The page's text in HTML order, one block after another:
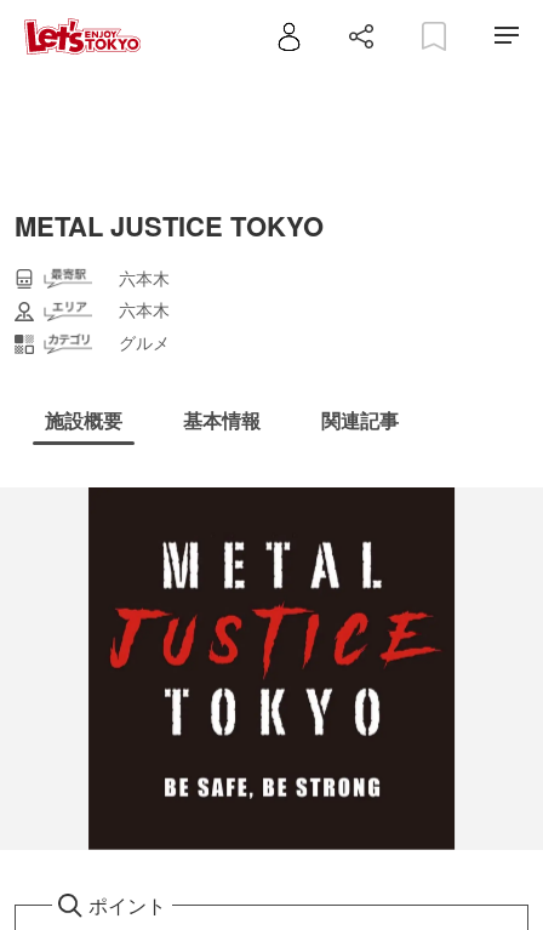
METAL JUSTICE TOKYO
六本木
六本木
グルメ
施設概要 基本情報 関連記事
ポイント